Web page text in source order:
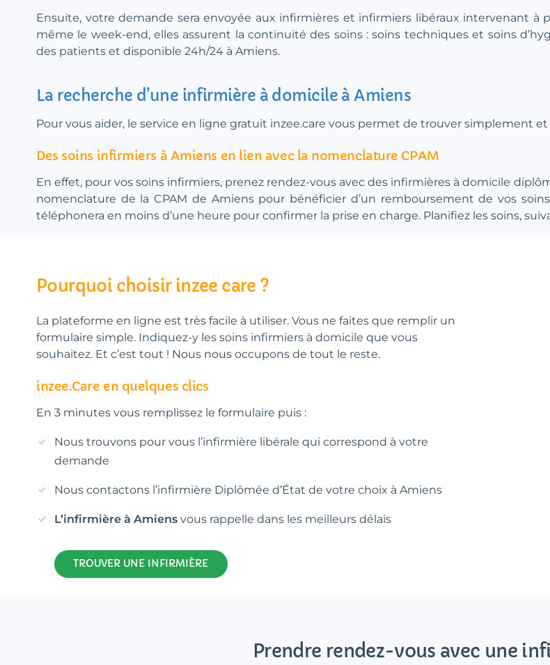
Ensuite, votre demande sera envoyée aux infirmières et infirmiers libéraux intervenant
même le week-end, elles assurent la continuité des soins : soins techniques et soins
des patients et disponible 24h/24 à Amiens.
La recherche d’une infirmière à domicile à Amiens
Pour vous aider, le service en ligne gratuit inzee.care vous permet de trouver simplement
Des soins infirmiers à Amiens en lien avec la nomenclature CPAM
En effet, pour vos soins infirmiers, prenez rendez-vous avec des infirmières à domicile
nomenclature de la CPAM de Amiens pour bénéficier d’un remboursement de vos
téléphonera en moins d’une heure pour confirmer la prise en charge. Planifiez les soins,
Pourquoi choisir inzee care ?
La plateforme en ligne est très facile à utiliser. Vous ne faites que remplir un
formulaire simple. Indiquez-y les soins infirmiers à domicile que vous
souhaitez. Et c’est tout ! Nous nous occupons de tout le reste.
inzee.Care en quelques clics
En 3 minutes vous remplissez le formulaire puis :
Nous trouvons pour vous l’infirmière libérale qui correspond à votre
demande
Nous contactons l’infirmière Diplômée d’État de votre choix à Amiens
L’infirmière à Amiens vous rappelle dans les meilleurs délais
TROUVER UNE INFIRMIÈRE
Prendre rendez-vous avec une